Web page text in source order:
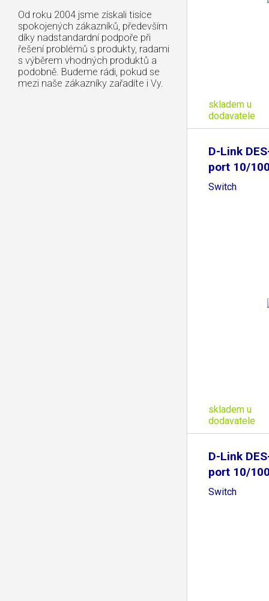
Od roku 2004 jsme získali tisíce
spokojených zákazníků, především
díky nadstandardní podpoře při
řešení problémů s produkty, radami
s výběrem vhodných produktů a
podobně. Budeme rádi, pokud se
mezi naše zákazníky zařadíte i Vy.
skladem u
dodavatele
D-Link
port 10/
Switch
skladem u
dodavatele
D-Link
port 10/
Switch